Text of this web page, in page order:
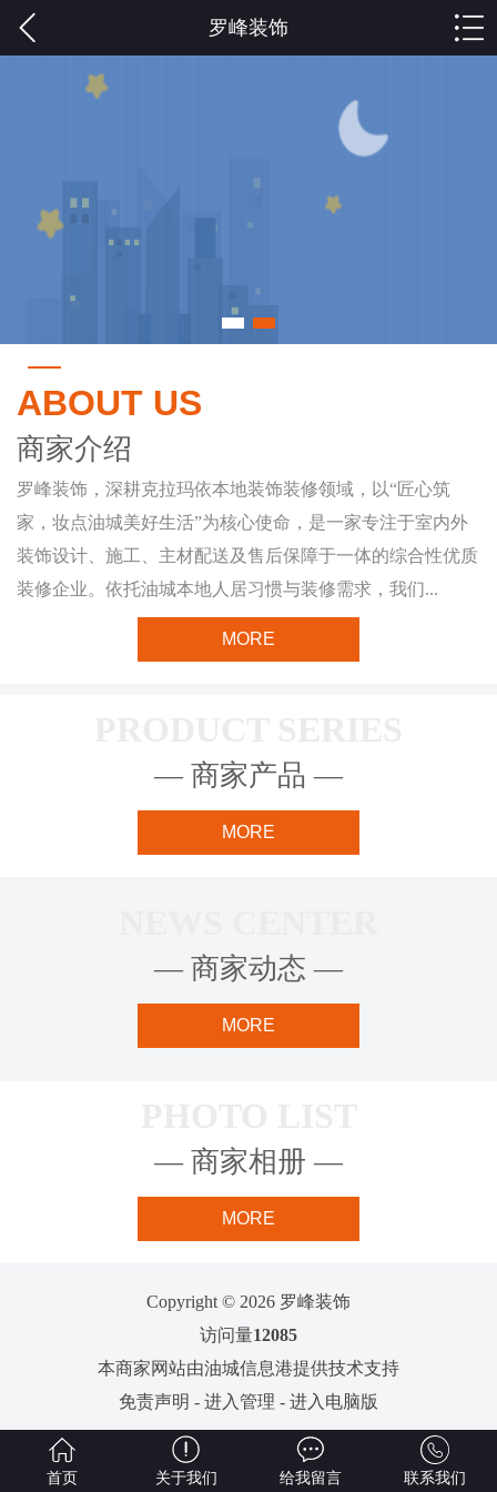
罗峰装饰
ABOUT US
商家介绍
罗峰装饰，深耕克拉玛依本地装饰装修领域，以“匠心筑
家，妆点油城美好生活”为核心使命，是一家专注于室内外
装饰设计、施工、主材配送及售后保障于一体的综合性优质
装修企业。依托油城本地人居习惯与装修需求，我们...
MORE
— 商家产品 —
MORE
— 商家动态 —
MORE
— 商家相册 —
MORE
Copyright © 2026 罗峰装饰
访问量12085
本商家网站由油城信息港提供技术支持
免责声明 - 进入管理 - 进入电脑版
首页 关于我们 给我留言 联系我们